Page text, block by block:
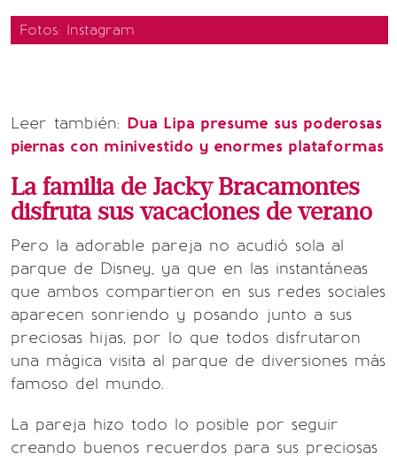
Fotos: Instagram
Leer también: Dua Lipa presume sus poderosas
piernas con minivestido y enormes plataformas
La familia de Jacky Bracamontes
disfruta sus vacaciones de verano
Pero la adorable pareja no acudió sola al
parque de Disney, ya que en las instantáneas
que ambos compartieron en sus redes sociales
aparecen sonriendo y posando junto a sus
preciosas hijas, por lo que todos disfrutaron
una mágica visita al parque de diversiones más
famoso del mundo.
La pareja hizo todo lo posible por seguir
creando buenos recuerdos para sus preciosas